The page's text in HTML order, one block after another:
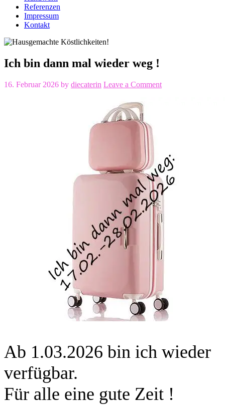
Referenzen
Impressum
Kontakt
Ich bin dann mal wieder weg !
16. Februar 2026 by diecaterin Leave a Comment
Ab 1.03.2026 bin ich wieder
verfügbar.
Für alle eine gute Zeit !